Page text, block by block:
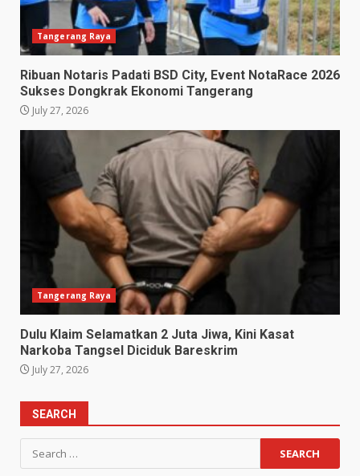
Tangerang Raya
Ribuan Notaris Padati BSD City, Event NotaRace 2026
Sukses Dongkrak Ekonomi Tangerang
July 27, 2026
Tangerang Raya
Dulu Klaim Selamatkan 2 Juta Jiwa, Kini Kasat
Narkoba Tangsel Diciduk Bareskrim
July 27, 2026
SEARCH
Search
for: